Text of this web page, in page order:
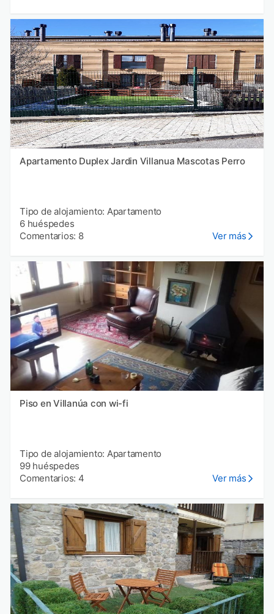
Apartamento Duplex Jardin Villanua Mascotas Perro
Tipo de alojamiento: Apartamento
6 huéspedes
Comentarios: 8
Ver más
Piso en Villanúa con wi-fi
Tipo de alojamiento: Apartamento
99 huéspedes
Comentarios: 4
Ver más